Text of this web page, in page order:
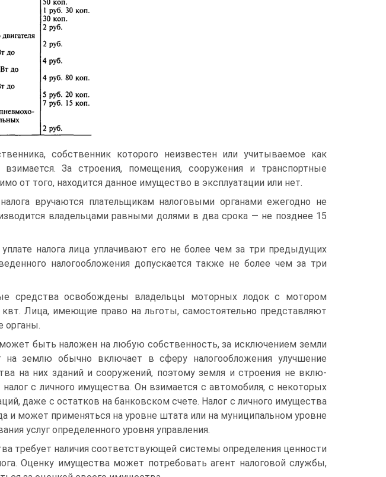
собственник кото­рого неизвестен или учитываемое как
За строения, помещения, сооружения и транспортные
от того, находится данное имущество в эксплуатации или нет.
вручаются платель­щикам налоговыми органами ежегодно не
владельцами равными долями в два срока — не позднее 15
налога лица упла­чивают его не более чем за три предыдущих
налогообложения допускается так­же не более чем за три
средства освобождены вла­дельцы моторных лодок с мотором
Лица, имеющие право на льготы, самостоятельно представляют
органы.
быть наложен на любую собственность, за исключением земли
землю обычно включает в сферу налогооб­ложения улучшение
на них зданий и сооружений, поэтому земля и строения не вклю­
с личного имущест­ва. Он взимается с автомобиля, с некоторых
даже с остатков на банковском счете. Налог с личного имущества
и может применяться на уровне штата или на муници­пальном уровне
ус­луг определенного уровня управления.
требует наличия со­ответствующей системы определения ценности
Оценку имущества может потребо­вать агент налоговой службы,